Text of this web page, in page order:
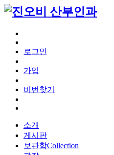
로그인
가입
비번찾기
소개
게시판
보관함Collection